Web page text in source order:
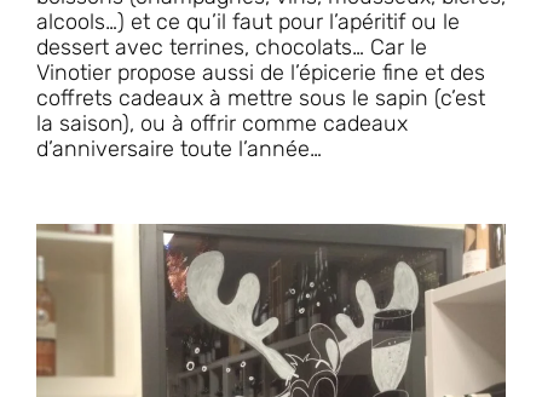
alcools…) et ce qu’il faut pour l’apéritif ou le
dessert avec terrines, chocolats… Car le
Vinotier propose aussi de l’épicerie fine et des
coffrets cadeaux à mettre sous le sapin (c’est
la saison), ou à offrir comme cadeaux
d’anniversaire toute l’année…